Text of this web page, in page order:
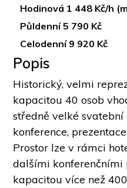
Hodinová 1 448 Kč/h
Půldenní 5 790 Kč
Celodenní 9 920 Kč
Popis
Historický, velmi
kapacitou 40 osob
středně velké svatební
konference,
Prostor lze v rámci
dalšími konferenčními
kapacitou více než